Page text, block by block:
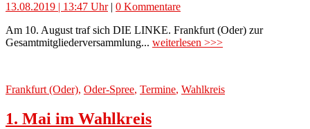
13.08.2019 | 13:47 Uhr| 0 Kommentare
Am 10. August traf sich DIE LINKE. Frankfurt (Oder) zur
Gesamtmitgliederversammlung... weiterlesen >>>
Frankfurt (Oder), Oder-Spree, Termine, Wahlkreis
1. Mai im Wahlkreis